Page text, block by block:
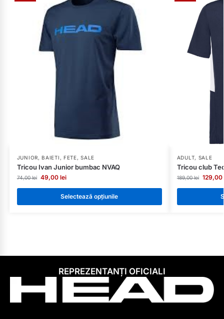
JUNIOR, BAIETI , FETE,SALE
Tricou Ivan Junior bumbac NVAQ
74,00lei 49,00 lei
Selectează opțiunile
ADULT, SALE
Tricou club
189,00lei 129,00
REPREZENTANȚI OFICIALI